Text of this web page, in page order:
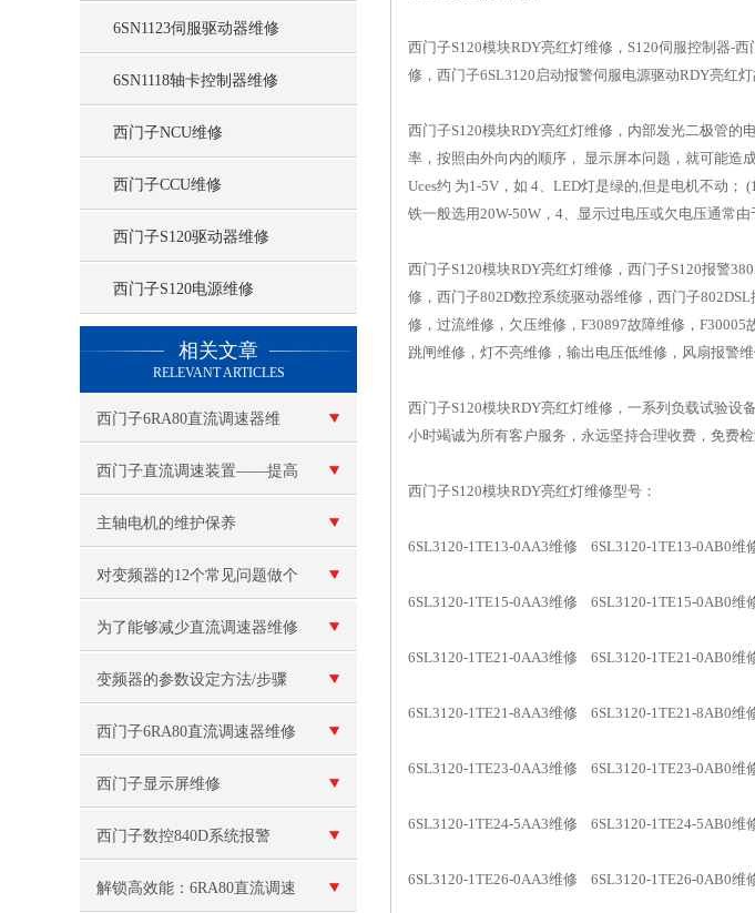
6SN1123伺服驱动器维修
6SN1118轴卡控制器维修
西门子NCU维修
西门子CCU维修
西门子S120驱动器维修
西门子S120电源维修
相关文章
RELEVANT ARTICLES
西门子6RA80直流调速器维
修：面板无显示故障
西门子直流调速装置——提高
工业生产效率的重要利器
主轴电机的维护保养
对变频器的12个常见问题做个
解答
为了能够减少直流调速器维修
次数,我们一定要定期保养
变频器的参数设定方法/步骤
西门子6RA80直流调速器维修
运行中报警无法复位故障
西门子显示屏维修
西门子数控840D系统报警
300504维修
解锁高效能：6RA80直流调速
西门子S120模块RDY亮红灯维修，S120伺服控制器-
修，西门子6SL3120启动报警伺服电源驱动RDY亮红灯
西门子S120模块RDY亮红灯维修，内部发光二极管的
率，按照由外向内的顺序， 显示屏本问题，就可能造
Uces约 为1-5V，如 4、LED灯是绿的,但是电机不动
铁一般选用20W-50W，4、显示过电压或欠电压通常
西门子S120模块RDY亮红灯维修，西门子S120报警
修，西门子802D数控系统驱动器维修，西门子
修，过流维修，欠压维修，F30897故障维修，
跳闸维修，灯不亮维修，输出电压低维修，风扇报警
西门子S120模块RDY亮红灯维修，一系列负载试验设
小时竭诚为所有客户服务，永远坚持合理收费，免费
西门子S120模块RDY亮红灯维修型号：
6SL3120-1TE13-0AA3维修 6SL3120-1TE13-0AB0
6SL3120-1TE15-0AA3维修 6SL3120-1TE15-0AB0
6SL3120-1TE21-0AA3维修 6SL3120-1TE21-0AB0
6SL3120-1TE21-8AA3维修 6SL3120-1TE21-8AB0
6SL3120-1TE23-0AA3维修 6SL3120-1TE23-0AB0
6SL3120-1TE24-5AA3维修 6SL3120-1TE24-5AB0
6SL3120-1TE26-0AA3维修 6SL3120-1TE26-0AB0